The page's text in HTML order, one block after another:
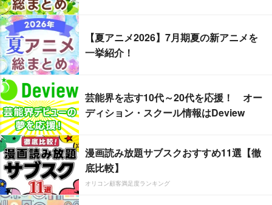
【夏アニメ2026】7月期夏の新アニメを
一挙紹介！
芸能界を志す10代～20代を応援！ オー
ディション・スクール情報はDeview
漫画読み放題サブスクおすすめ11選【徹
底比較】
オリコン顧客満足度ランキング